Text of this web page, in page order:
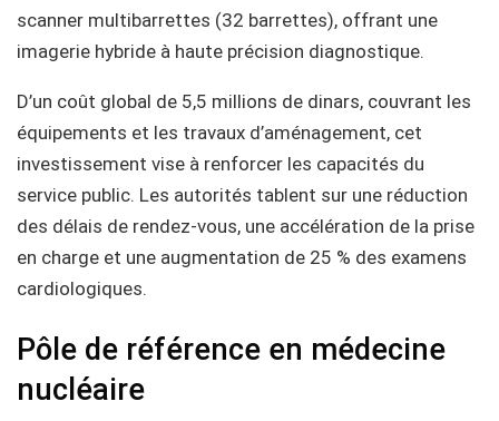
scanner multibarrettes (32 barrettes), offrant une
imagerie hybride à haute précision diagnostique.
D’un coût global de 5,5 millions de dinars, couvrant les
équipements et les travaux d’aménagement, cet
investissement vise à renforcer les capacités du
service public. Les autorités tablent sur une réduction
des délais de rendez-vous, une accélération de la prise
en charge et une augmentation de 25 % des examens
cardiologiques.
Pôle de référence en médecine
nucléaire